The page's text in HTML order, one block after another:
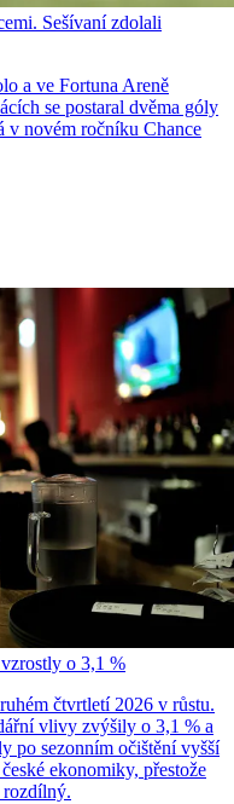
Sešívaní zdolali
a ve Fortuna Areně
se postaral dvěma góly
v novém ročníku Chance
o 3,1 %
čtvrtletí 2026 v růstu.
vlivy zvýšily o 3,1 % a
po sezonním očištění vyšší
ekonomiky, přestože